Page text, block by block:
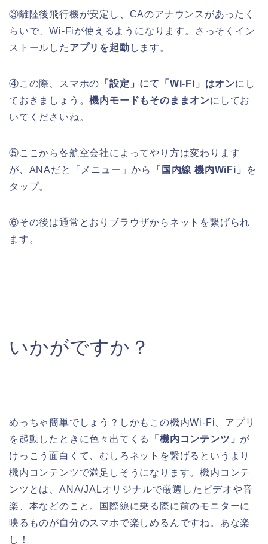
③離陸後飛行機が安定し、CAのアナウンスがあったく
らいで、Wi-Fiが使えるようになります。さっそくイン
ストールした アプリを起動 します。
④この際、スマホの 「設定」にて「Wi-Fi」はオンにし
ておきましょう。機内モードもそのままオンにしてお
いてくださいね。
⑤ここから各航空会社によってやり方は変わります
が、ANAだと「メニュー」から
「国内線 機内WiFi」
を
タップ。
⑥その後は通常とおりブラウザからネットを繋げられ
ます。
いかがですか？
めっちゃ簡単でしょう？しかもこの機内Wi-Fi、アプリ
を起動したときに色々出てくる
「機内コンテンツ」 が
けっこう面白くて、むしろネットを繋げるというより
機内コンテンツで満足しそうになります。機内コンテ
ンツとは、ANA/JALオリジナルで厳選したビデオや音
楽、本などのこと。国際線に乗る際に前のモニターに
映るものが自分のスマホで楽しめるんですね。あな楽
し！